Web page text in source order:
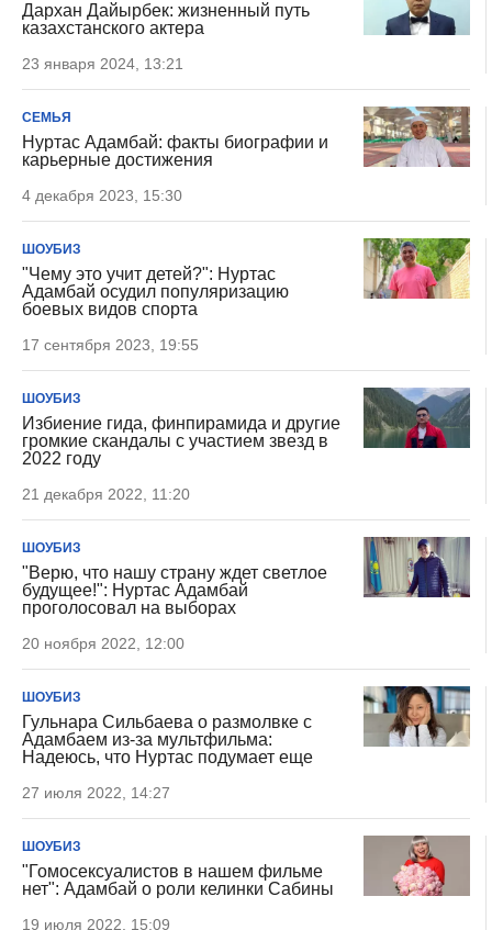
Дархан Дайырбек: жизненный путь
казахстанского актера
23 января 2024, 13:21
СЕМЬЯ
Нуртас Адамбай: факты биографии и
карьерные достижения
4 декабря 2023, 15:30
ШОУБИЗ
"Чему это учит детей?": Нуртас
Адамбай осудил популяризацию
боевых видов спорта
17 сентября 2023, 19:55
ШОУБИЗ
Избиение гида, финпирамида и другие
громкие скандалы с участием звезд в
2022 году
21 декабря 2022, 11:20
ШОУБИЗ
"Верю, что нашу страну ждет светлое
будущее!": Нуртас Адамбай
проголосовал на выборах
20 ноября 2022, 12:00
ШОУБИЗ
Гульнара Сильбаева о размолвке с
Адамбаем из-за мультфильма:
Надеюсь, что Нуртас подумает еще
27 июля 2022, 14:27
ШОУБИЗ
"Гомосексуалистов в нашем фильме
нет": Адамбай о роли келинки Сабины
19 июля 2022, 15:09